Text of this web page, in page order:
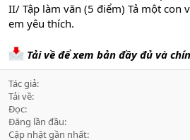
II/ Tập làm văn (5 điểm) Tả một con
em yêu thích.
Tải về để xem bản đầy đủ và
Tác giả
Tải về
Đọc
Đăng lần đầu
Cập nhật gần nhất